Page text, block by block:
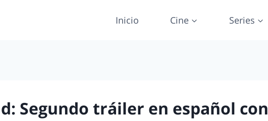
Inicio Cine Series
Segundo tráiler en español con